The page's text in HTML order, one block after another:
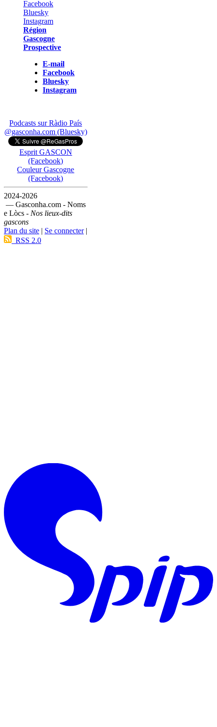
Région
Gascogne
Prospective
E-mail
Facebook
Bluesky
Instagram
Podcasts sur Ràdio País
@gasconha.com (Bluesky)
Esprit GASCON
(Facebook)
Couleur Gascogne
(Facebook)
2024-2026
— Gasconha.com - Noms
e Lòcs - Nos lieux-dits
gascons
Plan du site | Se connecter|
RSS 2.0